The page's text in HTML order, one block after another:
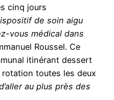
cinq jours
de soin aigu
vous médical dans
Roussel. Ce
itinérant dessert
toutes les deux
au plus près des